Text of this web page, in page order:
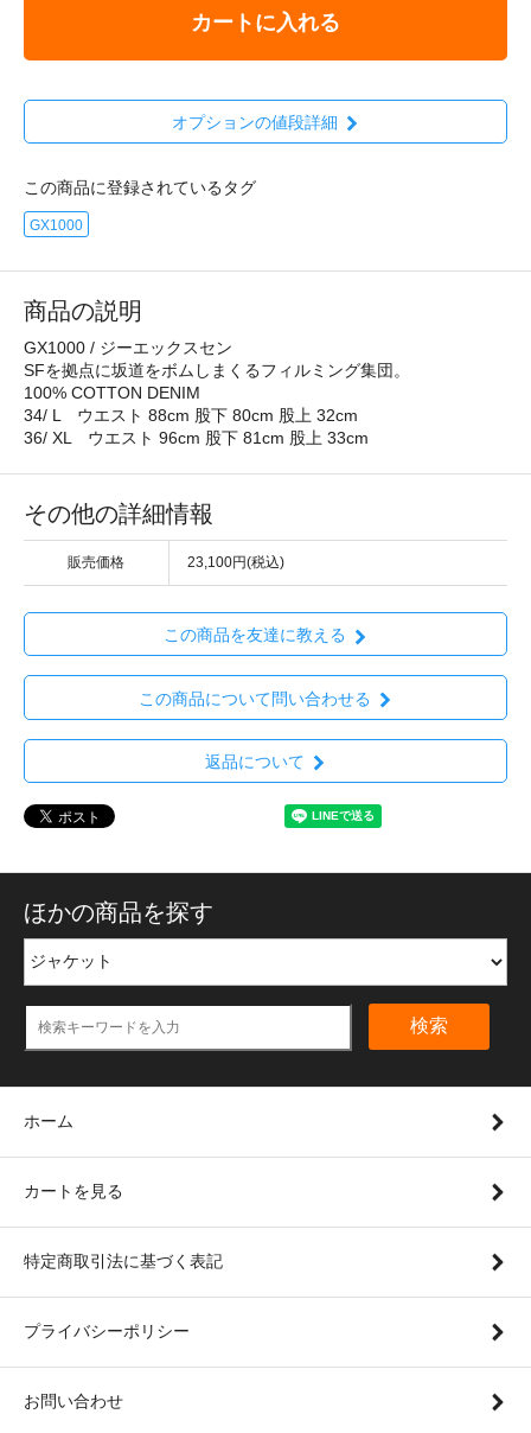
カートに入れる
オプションの値段詳細
この商品に登録されているタグ
GX1000
商品の説明
GX1000 / ジーエックスセン
SFを拠点に坂道をボムしまくるフィルミング集団。
100% COTTON DENIM
34/ L ウエスト 88cm 股下 80cm 股上 32cm
36/ XL ウエスト 96cm 股下 81cm 股上 33cm
その他の詳細情報
販売価格 23,100円(税込)
この商品を友達に教える
この商品について問い合わせる
返品について
ほかの商品を探す
検索
ホーム
カートを見る
特定商取引法に基づく表記
プライバシーポリシー
お問い合わせ